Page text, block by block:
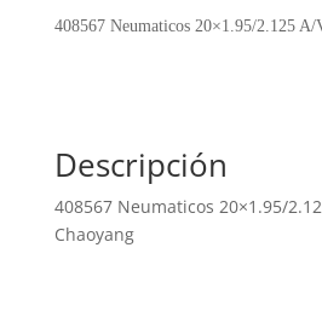
Molded
408567 Neumaticos 20×1.95/2.125
Descripción
408567 Neumaticos 20×1.95/
Chaoyang